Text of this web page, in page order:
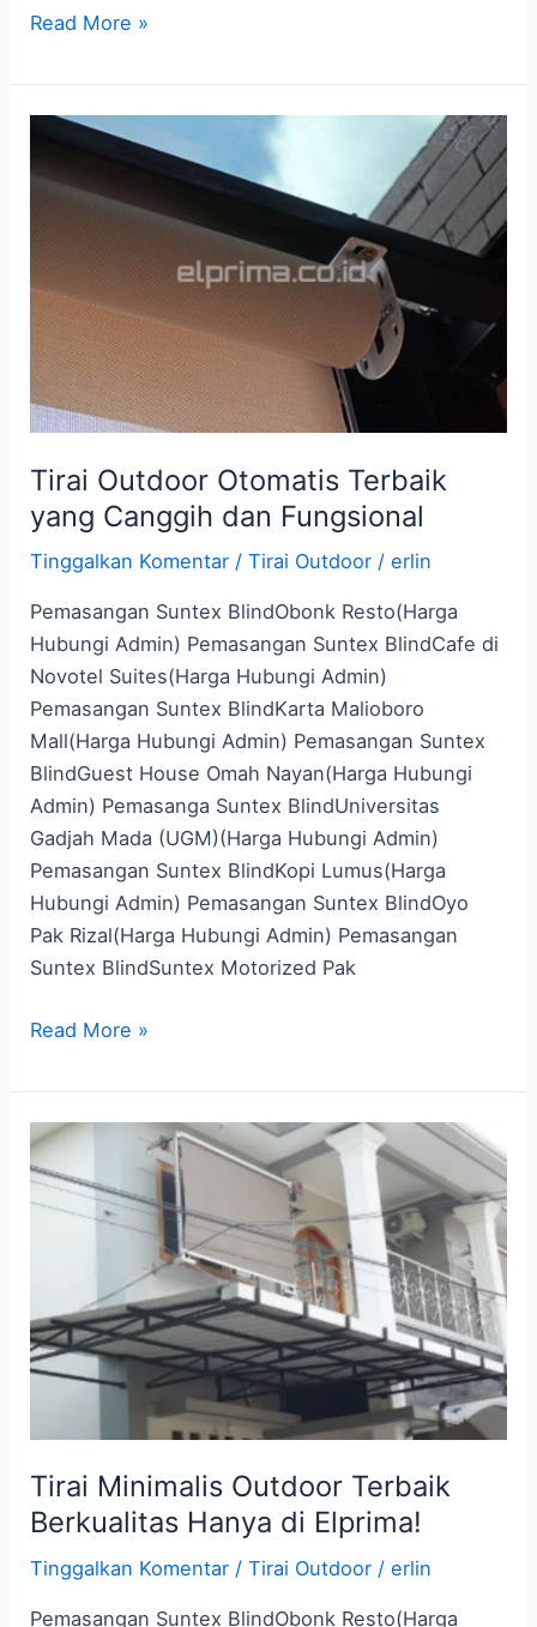
Read More »
Tirai Outdoor Otomatis Terbaik
yang Canggih dan Fungsional
Tinggalkan Komentar /Tirai Outdoor /erlin
Pemasangan Suntex BlindObonk Resto(Harga
Hubungi Admin) Pemasangan Suntex BlindCafe di
Novotel Suites(Harga Hubungi Admin)
Pemasangan Suntex BlindKarta Malioboro
Mall(Harga Hubungi Admin) Pemasangan Suntex
BlindGuest House Omah Nayan(Harga Hubungi
Admin) Pemasanga Suntex BlindUniversitas
Gadjah Mada (UGM)(Harga Hubungi Admin)
Pemasangan Suntex BlindKopi Lumus(Harga
Hubungi Admin) Pemasangan Suntex BlindOyo
Pak Rizal(Harga Hubungi Admin) Pemasangan
Suntex BlindSuntex Motorized Pak
Tirai
Outdoor
Otomatis
Terbaik
yang
Canggih
dan
Fungsional
Read More »
Tirai Minimalis Outdoor Terbaik
Berkualitas Hanya di Elprima!
Tinggalkan Komentar /Tirai Outdoor /erlin
Pemasangan Suntex BlindObonk Resto(Harga
Tirai
Minimalis
Outdoor
di
Elprima!